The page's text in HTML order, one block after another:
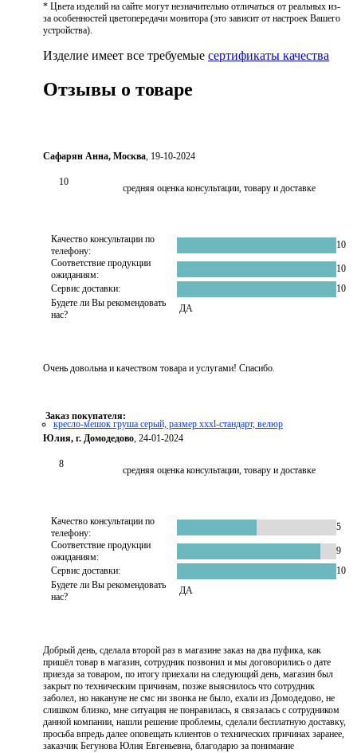
* Цвета изделий на сайте могут незначительно отличаться от реальных из-
за особенностей цветопередачи монитора (это зависит от настроек Вашего
устройства).
Изделие имеет все требуемые сертификаты качества
Отзывы о товаре
Сафарян Анна, Москва, 19-10-2024
10
средняя оценка консультации, товару и доставке
Качество консультации по
телефону:
10
Соответствие продукции
ожиданиям:
10
Сервис доставки:
10
Будете ли Вы рекомендовать
нас?
ДА
Очень довольна и качеством товара и услугами! Спасибо.
Заказ покупателя:
кресло-мешок груша серый, размер xxxl-стандарт, велюр
Юлия, г. Домодедово, 24-01-2024
8
средняя оценка консультации, товару и доставке
Качество консультации по
телефону:
5
Соответствие продукции
ожиданиям:
9
Сервис доставки:
10
Будете ли Вы рекомендовать
нас?
ДА
Добрый день, сделала второй раз в магазине заказ на два пуфика, как
пришёл товар в магазин, сотрудник позвонил и мы договорились о дате
приезда за товаром, по итогу приехали на следующий день, магазин был
закрыт по техническим причинам, позже выяснилось что сотрудник
заболел, но накануне не смс ни звонка не было, ехали из Домодедово, не
слишком близко, мне ситуация не понравилась, я связалась с сотрудником
данной компании, нашли решение проблемы, сделали бесплатную доставку,
просьба впредь далее оповещать клиентов о технических причинах заранее,
заказчик Бегунова Юлия Евгеньевна, благодарю за понимание